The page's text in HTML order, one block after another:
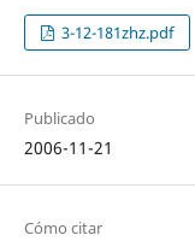
3-12-181zhz.pdf
Publicado
2006-11-21
Cómo citar